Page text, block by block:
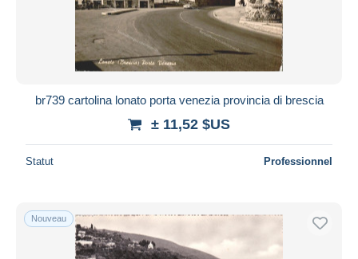
Appliquer
br739 cartolina lonato porta venezia provincia di brescia
± 11,52 $US
Statut Professionnel
Nouveau